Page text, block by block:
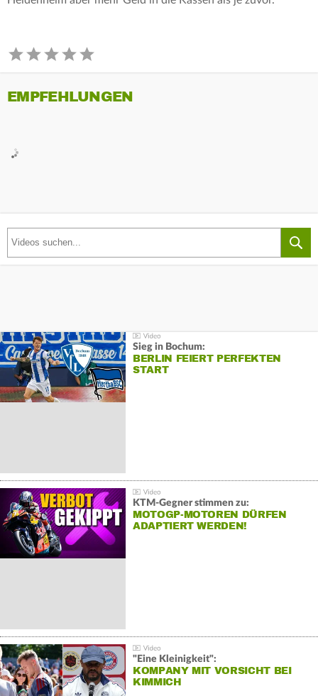
EMPFEHLUNGEN
Sieg in Bochum:
BERLIN FEIERT PERFEKTEN
START
KTM-Gegner stimmen zu:
MOTOGP-MOTOREN DÜRFEN
ADAPTIERT WERDEN!
"Eine Kleinigkeit":
KOMPANY MIT VORSICHT BEI
KIMMICH